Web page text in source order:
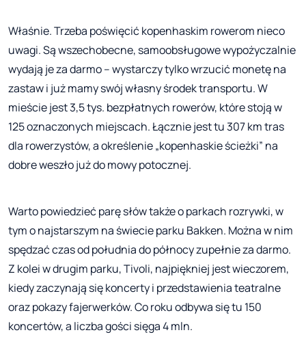
Właśnie. Trzeba poświęcić kopenhaskim rowerom nieco
uwagi. Są wszechobecne, samoobsługowe wypożyczalnie
wydają je za darmo – wystarczy tylko wrzucić monetę na
zastaw i już mamy swój własny środek transportu. W
mieście jest 3,5 tys. bezpłatnych rowerów, które stoją w
125 oznaczonych miejscach. Łącznie jest tu 307 km tras
dla rowerzystów, a określenie „kopenhaskie ścieżki” na
dobre weszło już do mowy potocznej.
Warto powiedzieć parę słów także o parkach rozrywki, w
tym o najstarszym na świecie parku Bakken. Można w nim
spędzać czas od południa do północy zupełnie za darmo.
Z kolei w drugim parku, Tivoli, najpiękniej jest wieczorem,
kiedy zaczynają się koncerty i przedstawienia teatralne
oraz pokazy fajerwerków. Co roku odbywa się tu 150
koncertów, a liczba gości sięga 4 mln.